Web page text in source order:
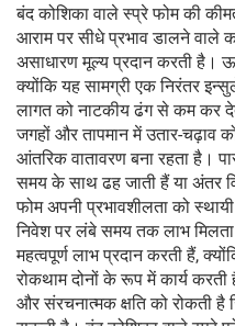
बंद कोशिका वाले स्प्रे फोम की
आराम पर सीधे प्रभाव डालने वाले
असाधारण मूल्य प्रदान करती है।
क्योंकि यह सामग्री एक निरंतर
लागत को नाटकीय ढंग से कम कर
जगहों और तापमान में उतार-चढ़ाव
आंतरिक वातावरण बना रहता है।
समय के साथ ढह जाती हैं या अंतर
फोम अपनी प्रभावशीलता को
निवेश पर लंबे समय तक लाभ
महत्वपूर्ण लाभ प्रदान करती हैं,
रोकथाम दोनों के रूप में कार्य
और संरचनात्मक क्षति को रोकती